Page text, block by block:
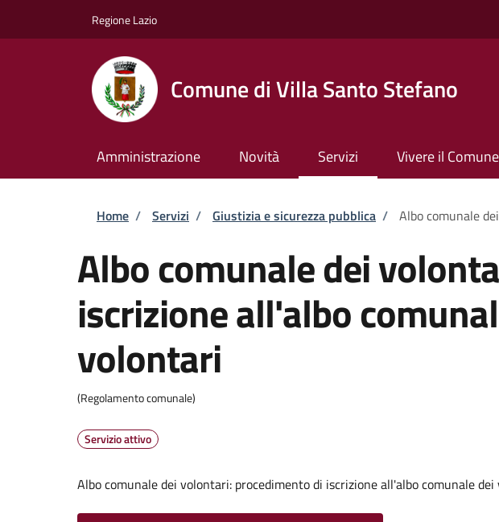
Regione Lazio
Comune di Villa Santo Stefano
Amministrazione Novità Servizi Vivere il Comune
Briciole di pane
Home / Servizi / Giustizia e sicurezza pubblica / Albo comunale
Albo comunale dei
iscrizione all'albo
volontari
(Regolamento comunale)
Servizio attivo
Albo comunale dei volontari: procedimento di iscrizione all'albo comunale